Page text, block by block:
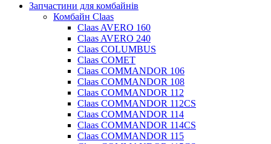
Запчастини для комбайнів
Комбайн Claas
Claas AVERO 160
Claas AVERO 240
Claas COLUMBUS
Claas COMET
Claas COMMANDOR 106
Claas COMMANDOR 108
Claas COMMANDOR 112
Claas COMMANDOR 112CS
Claas COMMANDOR 114
Claas COMMANDOR 114CS
Claas COMMANDOR 115